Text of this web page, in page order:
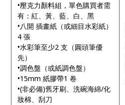
•壓克力顏料組，單色購買者需
有：紅、黃、藍、白、黑
•八開 插畫紙（或細目水彩紙）
4 張
•水彩筆至少2 支（圓頭筆優
先）
•調色盤（或紙調色盤）
•15mm 紙膠帶1 卷
•(非必備)舊牙刷、洗碗海綿/化
妝棉、刮刀